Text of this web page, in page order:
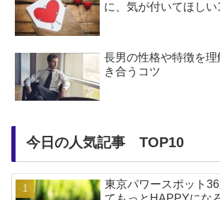
に、気が付いてほし
長男の性格や特徴を
き合うコツ
今日の人気記事 TOP10
東京パワースポット